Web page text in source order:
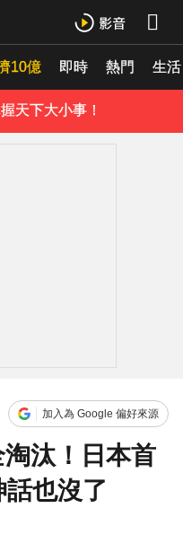
10億 即時 熱門 生活
天下大小事！
《理財達人秀》X 安聯投信免費講座報名中！搶先卡位 2027
天下大小事！
加入為 Google 偏好來源
汰！日本首
也沒了